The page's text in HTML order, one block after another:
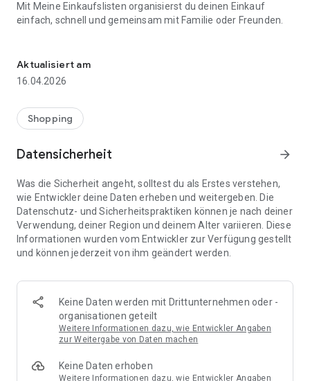
Mit Meine Einkaufslisten organisierst du deinen Einkauf
einfach, schnell und gemeinsam mit Familie oder Freunden.
👨‍👩‍👧 Gemeinsame Einkaufslisten in Echtzeit: Alle sehen
⚡ Superschnell & einfach: Liste in Sekunden erstellen und
sofort loslegen.
📱 Immer dabei: Deine Einkaufsliste ist jederzeit auf deinem
🤝 Teilen leicht gemacht: Lade andere ein und erledigt den
Einkauf gemeinsam.
🍳 Zutaten direkt aus Rezepten übernehmen: Importiere
Zutaten von Rezept-Webseiten und verwandle sie
🚀 DEINE VORTEILE IM ALLTAG
* Nie wieder doppelte Einkäufe
* Kein Chaos mehr beim Einkaufen
* Bessere Abstimmung mit Familie & Freunden
* Perfekt für die Essensplanung
Aktualisiert am
16.04.2026
Shopping
Datensicherheit arrow_forward
Was die Sicherheit angeht, solltest du als Erstes verstehen,
wie Entwickler deine Daten erheben und weitergeben. Die
Datenschutz- und Sicherheitspraktiken können je nach deiner
Verwendung, deiner Region und deinem Alter variieren. Diese
Informationen wurden vom Entwickler zur Verfügung gestellt
und können jederzeit von ihm geändert werden.
Keine Daten werden mit Drittunternehmen oder -
organisationen geteilt
Weitere Informationen dazu, wie Entwickler Angaben
zur Weitergabe von Daten machen
Keine Daten erhoben
Weitere Informationen dazu, wie Entwickler Angaben